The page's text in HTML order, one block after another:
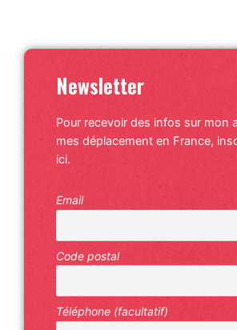
Newsletter
Pour recevoir des infos sur mon
mes déplacement en France,
ici.
Email
Code postal
Téléphone (facultatif)